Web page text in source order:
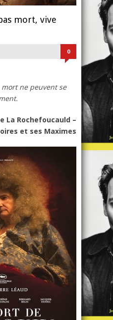
mort, vive
0
mort ne peuvent se
La Rochefoucauld –
et ses Maximes